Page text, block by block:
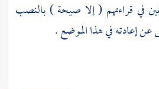
في قراءتهم ( إلا صيحة ) بالنصب
عن إعادته في هذا الموضع .